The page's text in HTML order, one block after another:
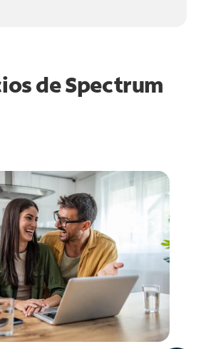
de Spectrum